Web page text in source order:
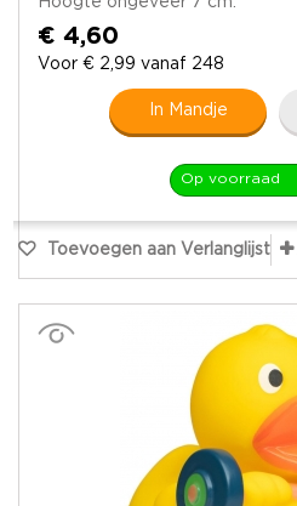
€ 4,60
Voor € 2,99 vanaf 248
In Mandje
Op voorraad
Toevoegen aan Verlanglijst